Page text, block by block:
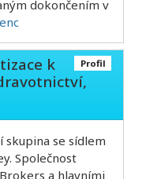
dokončením v
Profil
k
skupina se sídlem
Společnost
a hlavními